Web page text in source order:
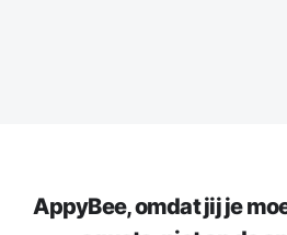
AppyBee, omdat jij je